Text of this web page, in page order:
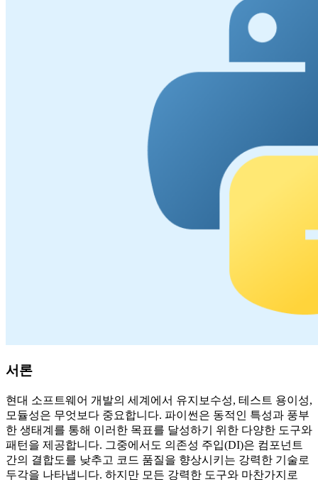
서론
현대 소프트웨어 개발의 세계에서 유지보수성, 테스트 용이성,
모듈성은 무엇보다 중요합니다. 파이썬은 동적인 특성과 풍부
한 생태계를 통해 이러한 목표를 달성하기 위한 다양한 도구와
패턴을 제공합니다. 그중에서도 의존성 주입(DI)은 컴포넌트
간의 결합도를 낮추고 코드 품질을 향상시키는 강력한 기술로
두각을 나타냅니다. 하지만 모든 강력한 도구와 마찬가지로